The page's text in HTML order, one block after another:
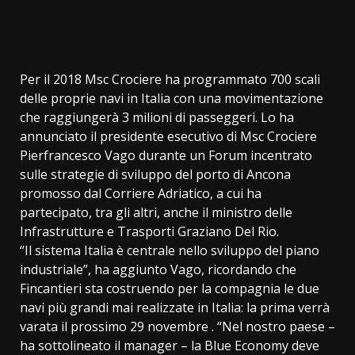
Per il 2018 Msc Crociere ha programmato 700 scali
delle proprie navi in Italia con una movimentazione
che raggiungerà 3 milioni di passeggeri. Lo ha
annunciato il presidente esecutivo di Msc Crociere
Pierfrancesco Vago durante un Forum incentrato
sulle strategie di sviluppo del porto di Ancona
promosso dal Corriere Adriatico, a cui ha
partecipato, tra gli altri, anche il ministro delle
Infrastrutture e Trasporti Graziano Del Rio.
“Il sistema Italia è centrale nello sviluppo del piano
industriale”, ha aggiunto Vago, ricordando che
Fincantieri sta costruendo per la compagnia le due
navi più grandi mai realizzate in Italia: la prima verrà
varata il prossimo 29 novembre . “Nel nostro paese –
ha sottolineato il manager – la Blue Economy deve